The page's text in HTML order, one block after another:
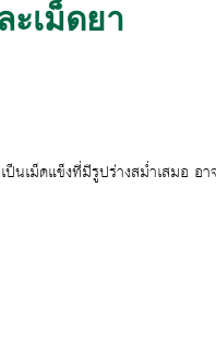
ะเม็ดยา
เม็ดแข็งที่มีรูปร่างสม่ำเสมอ อ